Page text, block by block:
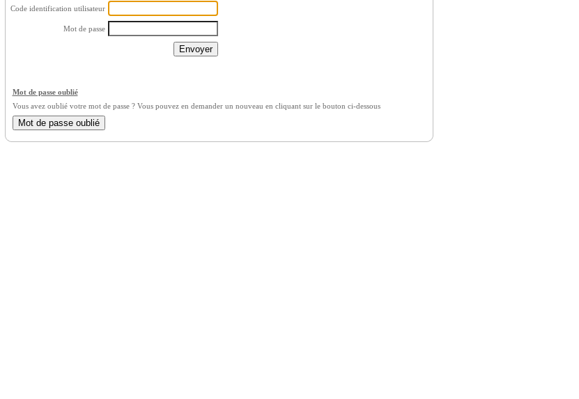
Code identification utilisateur
Mot de passe
Mot de passe oublié
Vous avez oublié votre mot de passe ? Vous pouvez en demander un nouveau en cliquant sur le bouton ci-dessous